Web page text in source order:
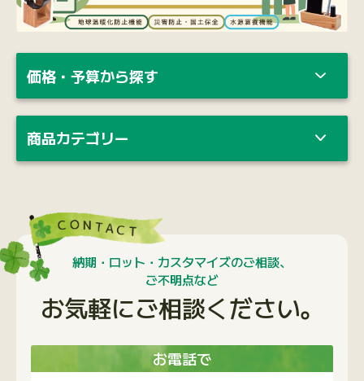
納期・ロット・カスタマイズのご相談、
ご不明点など
お気軽にご相談ください。
携帯電話の方はこちらから
03-6453-0650
受付時間：月〜金 9：00〜18：00
メールで
問い合わせフォームへ